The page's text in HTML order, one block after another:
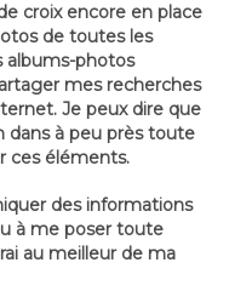
croix encore en place
de toutes les
albums-photos
mes recherches
Je peux dire que
dans à peu près toute
ces éléments.
des informations
à me poser toute
au meilleur de ma